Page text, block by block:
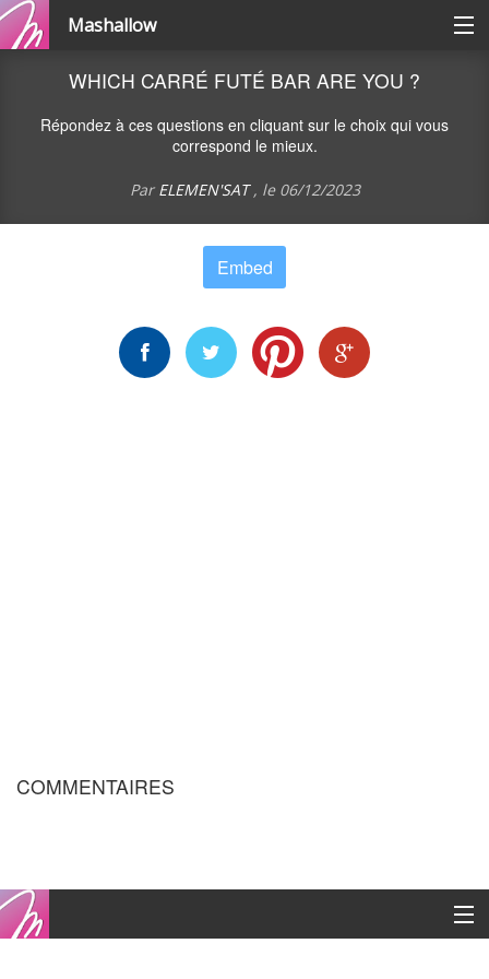
Mashallow
Catégories
Se connecter / s'inscrire
Créer un quizz
WHICH CARRÉ FUTÉ BAR ARE YOU ?
Répondez à ces questions en cliquant sur le choix qui vous
correspond le mieux.
Par ELEMEN'SAT, le 06/12/2023
Embed
COMMENTAIRES